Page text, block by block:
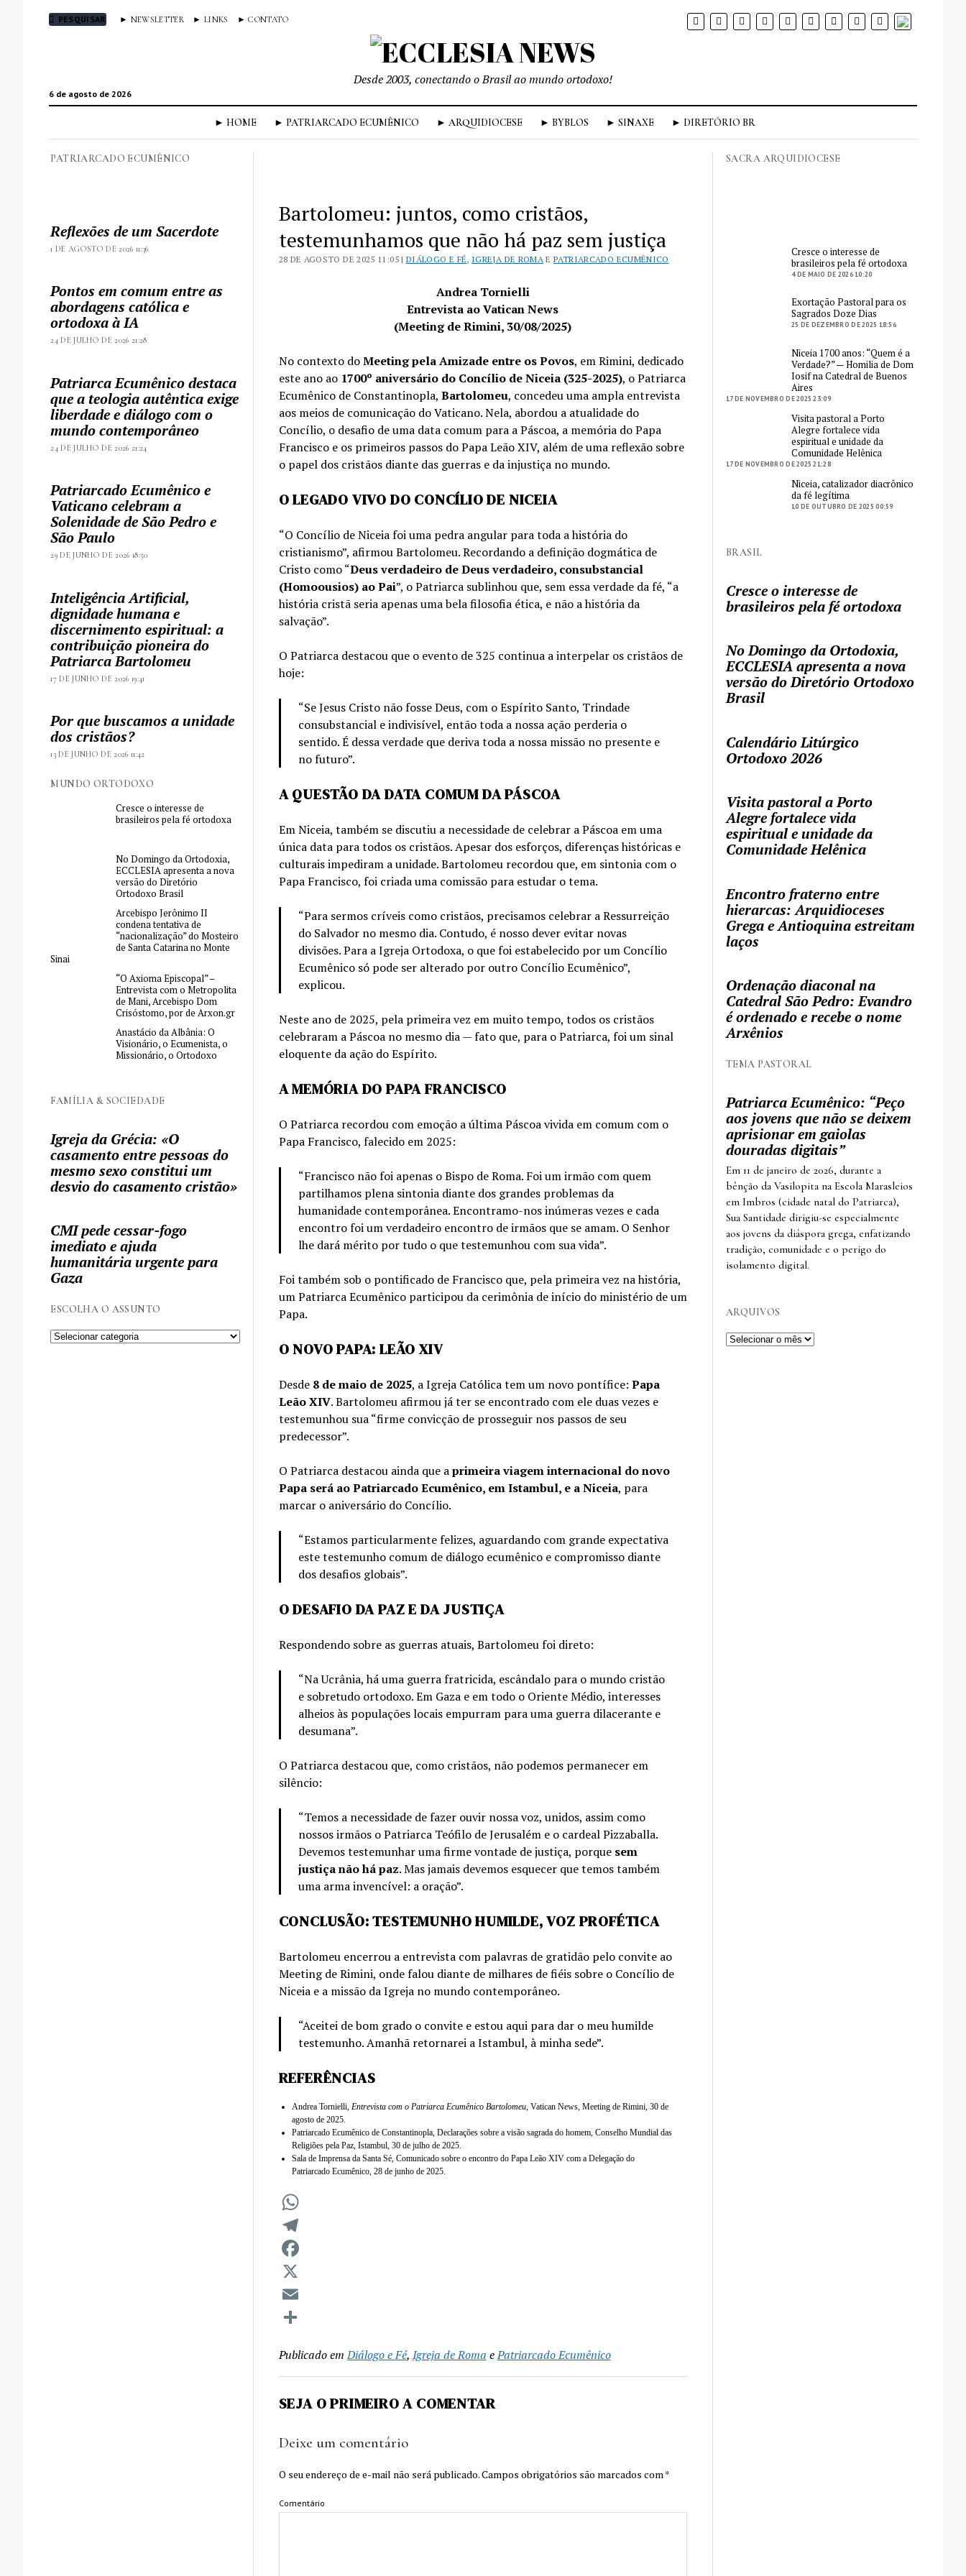
PESQUISAR ► NEWSLETTER ► LINKS ► CONTATO phone
6 de agosto de 2026
Desde 2003, conectando o Brasil ao mundo ortodoxo!
► HOME ► PATRIARCADO ECUMÊNICO ► ARQUIDIOCESE ► BYBLOS ► SINAXE ► DIRETÓRIO BR
PATRIARCADO ECUMÊNICO
Reflexões de um Sacerdote
1 DE AGOSTO DE 2026 11:36
Pontos em comum entre as
abordagens católica e
ortodoxa à IA
24 DE JULHO DE 2026 21:28
Patriarca Ecumênico destaca
que a teologia autêntica exige
liberdade e diálogo com o
mundo contemporâneo
24 DE JULHO DE 2026 21:24
Patriarcado Ecumênico e
Vaticano celebram a
Solenidade de São Pedro e
São Paulo
29 DE JUNHO DE 2026 18:50
Inteligência Artificial,
dignidade humana e
discernimento espiritual: a
contribuição pioneira do
Patriarca Bartolomeu
17 DE JUNHO DE 2026 19:41
Por que buscamos a unidade
dos cristãos?
13 DE JUNHO DE 2026 11:42
MUNDO ORTODOXO
Cresce o interesse de
brasileiros pela fé ortodoxa
No Domingo da Ortodoxia,
ECCLESIA apresenta a nova
versão do Diretório
Ortodoxo Brasil
Arcebispo Jerônimo II
condena tentativa de
“nacionalização” do Mosteiro
de Santa Catarina no Monte
Sinai
“O Axioma Episcopal” –
Entrevista com o Metropolita
de Mani, Arcebispo Dom
Crisóstomo, por de Arxon.gr
Anastácio da Albânia: O
Visionário, o Ecumenista, o
Missionário, o Ortodoxo
FAMÍLIA & SOCIEDADE
Igreja da Grécia: «O
casamento entre pessoas do
mesmo sexo constitui um
desvio do casamento cristão»
CMI pede cessar-fogo
imediato e ajuda
humanitária urgente para
Gaza
ESCOLHA O ASSUNTO
Escolha
Bartolomeu: juntos, como cristãos,
testemunhamos que não há paz sem justiça
28 DE AGOSTO DE 2025 11:05 | DIÁLOGO E FÉ, IGREJA DE ROMA EPATRIARCADO ECUMÊNICO
Andrea Tornielli
Entrevista ao Vatican News
(Meeting de Rimini, 30/08/2025)
No contexto doMeeting pela Amizade entre os Povos, em Rimini, dedicado
este ano ao 1700º aniversário do Concílio de Niceia (325-2025), o Patriarca
Ecumênico de Constantinopla, Bartolomeu, concedeu uma ampla entrevista
aos meios de comunicação do Vaticano. Nela, abordou a atualidade do
Concílio, o desafio de uma data comum para a Páscoa, a memória do Papa
Francisco e os primeiros passos do Papa Leão XIV, além de uma reflexão sobre
o papel dos cristãos diante das guerras e da injustiça no mundo.
O LEGADO VIVO DO CONCÍLIO DE NICEIA
“O Concílio de Niceia foi uma pedra angular para toda a história do
cristianismo”, afirmou Bartolomeu. Recordando a definição dogmática de
Cristo como “Deus verdadeiro de Deus verdadeiro, consubstancial
(Homoousios) ao Pai”, o Patriarca sublinhou que, sem essa verdade da fé, “a
história cristã seria apenas uma bela filosofia ética, e não a história da
salvação”.
O Patriarca destacou que o evento de 325 continua a interpelar os cristãos de
hoje:
“Se Jesus Cristo não fosse Deus, com o Espírito Santo, Trindade
consubstancial e indivisível, então toda a nossa ação perderia o
sentido. É dessa verdade que deriva toda a nossa missão no presente e
no futuro”.
A QUESTÃO DA DATA COMUM DA PÁSCOA
Em Niceia, também se discutiu a necessidade de celebrar a Páscoa em uma
única data para todos os cristãos. Apesar dos esforços, diferenças históricas e
culturais impediram a unidade. Bartolomeu recordou que, em sintonia com o
Papa Francisco, foi criada uma comissão para estudar o tema.
“Para sermos críveis como cristãos, precisamos celebrar a Ressurreição
do Salvador no mesmo dia. Contudo, é nosso dever evitar novas
divisões. Para a Igreja Ortodoxa, o que foi estabelecido por um Concílio
Ecumênico só pode ser alterado por outro Concílio Ecumênico”,
explicou.
Neste ano de 2025, pela primeira vez em muito tempo, todos os cristãos
celebraram a Páscoa no mesmo dia — fato que, para o Patriarca, foi um sinal
eloquente da ação do Espírito.
A MEMÓRIA DO PAPA FRANCISCO
O Patriarca recordou com emoção a última Páscoa vivida em comum com o
Papa Francisco, falecido em 2025:
“Francisco não foi apenas o Bispo de Roma. Foi um irmão com quem
partilhamos plena sintonia diante dos grandes problemas da
humanidade contemporânea. Encontramo-nos inúmeras vezes e cada
encontro foi um verdadeiro encontro de irmãos que se amam. O Senhor
lhe dará mérito por tudo o que testemunhou com sua vida”.
Foi também sob o pontificado de Francisco que, pela primeira vez na história,
um Patriarca Ecumênico participou da cerimônia de início do ministério de um
Papa.
O NOVO PAPA: LEÃO XIV
Desde 8 de maio de 2025, a Igreja Católica tem um novo pontífice: Papa
Leão XIV. Bartolomeu afirmou já ter se encontrado com ele duas vezes e
testemunhou sua “firme convicção de prosseguir nos passos de seu
predecessor”.
O Patriarca destacou ainda que aprimeira viagem internacional do novo
Papa será ao Patriarcado Ecumênico, em Istambul, e a Niceia, para
marcar o aniversário do Concílio.
“Estamos particularmente felizes, aguardando com grande expectativa
este testemunho comum de diálogo ecumênico e compromisso diante
dos desafios globais”.
O DESAFIO DA PAZ E DA JUSTIÇA
Respondendo sobre as guerras atuais, Bartolomeu foi direto:
“Na Ucrânia, há uma guerra fratricida, escândalo para o mundo cristão
e sobretudo ortodoxo. Em Gaza e em todo o Oriente Médio, interesses
alheios às populações locais empurram para uma guerra dilacerante e
desumana”.
O Patriarca destacou que, como cristãos, não podemos permanecer em
silêncio:
“Temos a necessidade de fazer ouvir nossa voz, unidos, assim como
nossos irmãos o Patriarca Teófilo de Jerusalém e o cardeal Pizzaballa.
Devemos testemunhar uma firme vontade de justiça, porque sem
justiça não há paz. Mas jamais devemos esquecer que temos também
uma arma invencível: a oração”.
CONCLUSÃO: TESTEMUNHO HUMILDE, VOZ PROFÉTICA
Bartolomeu encerrou a entrevista com palavras de gratidão pelo convite ao
Meeting de Rimini, onde falou diante de milhares de fiéis sobre o Concílio de
Niceia e a missão da Igreja no mundo contemporâneo.
“Aceitei de bom grado o convite e estou aqui para dar o meu humilde
testemunho. Amanhã retornarei a Istambul, à minha sede”.
REFERÊNCIAS
Andrea Tornielli, Entrevista com o Patriarca Ecumênico Bartolomeu, Vatican News, Meeting de Rimini, 30 de
agosto de 2025.
Patriarcado Ecumênico de Constantinopla, Declarações sobre a visão sagrada do homem, Conselho Mundial das
Religiões pela Paz, Istambul, 30 de julho de 2025.
Sala de Imprensa da Santa Sé, Comunicado sobre o encontro do Papa Leão XIV com a Delegação do
Patriarcado Ecumênico, 28 de junho de 2025.
WhatsApp
Telegram
Facebook
X
Email
Publicado em Diálogo e Fé, Igreja de Roma ePatriarcado Ecumênico
SEJA O PRIMEIRO A COMENTAR
Deixe um comentário
O seu endereço de e-mail não será publicado.Campos obrigatórios são marcados com*
Comentário
SACRA ARQUIDIOCESE
Cresce o interesse de
brasileiros pela fé ortodoxa
4 DE MAIO DE 2026 10:20
Exortação Pastoral para os
Sagrados Doze Dias
25 DE DEZEMBRO DE 2025 18:56
Niceia 1700 anos: “Quem é a
Verdade?” — Homilia de Dom
Iosif na Catedral de Buenos
Aires
17 DE NOVEMBRO DE 2025 23:09
Visita pastoral a Porto
Alegre fortalece vida
espiritual e unidade da
Comunidade Helênica
17 DE NOVEMBRO DE 2025 21:28
Niceia, catalizador diacrônico
da fé legítima
10 DE OUTUBRO DE 2025 00:59
BRASIL
Cresce o interesse de
brasileiros pela fé ortodoxa
No Domingo da Ortodoxia,
ECCLESIA apresenta a nova
versão do Diretório Ortodoxo
Brasil
Calendário Litúrgico
Ortodoxo 2026
Visita pastoral a Porto
Alegre fortalece vida
espiritual e unidade da
Comunidade Helênica
Encontro fraterno entre
hierarcas: Arquidioceses
Grega e Antioquina estreitam
laços
Ordenação diaconal na
Catedral São Pedro: Evandro
é ordenado e recebe o nome
Arxênios
TEMA PASTORAL
Patriarca Ecumênico: “Peço
aos jovens que não se deixem
aprisionar em gaiolas
douradas digitais”
Em 11 de janeiro de 2026, durante a
bênção da Vasilopita na Escola Marasleios
em Imbros (cidade natal do Patriarca),
Sua Santidade dirigiu-se especialmente
aos jovens da diáspora grega, enfatizando
tradição, comunidade e o perigo do
isolamento digital.
ARQUIVOS
Arquivos